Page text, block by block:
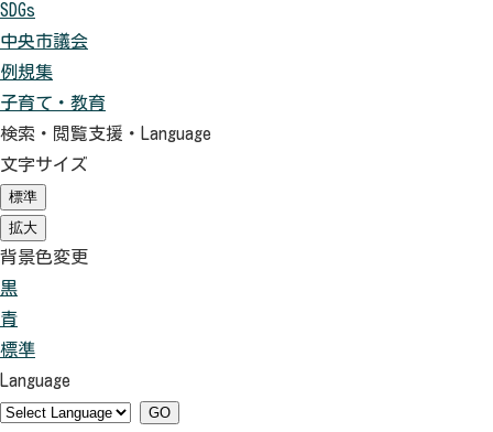
SDGs
中央市議会
例規集
子育て・教育
検索・閲覧支援・
Language
文字サイズ
標準
期
状
態）
拡大
期
状
背景色変更
黒
色
を
黒
青
景
色
を
標準
景
色
Language
GO